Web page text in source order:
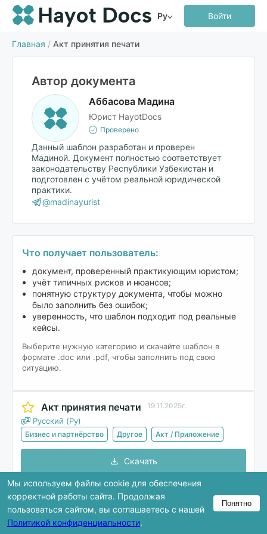
Ру Войти
Главная / Акт принятия печати
Автор документа
Аббасова Мадина
Юрист HayotDocs
Проверено
Данный шаблон разработан и проверен
Мадиной. Документ полностью соответствует
законодательству Республики Узбекистан и
подготовлен с учётом реальной юридической
практики.
@madinayurist
Что получает пользователь:
документ, проверенный практикующим юристом;
учёт типичных рисков и нюансов;
понятную структуру документа, чтобы можно
было заполнить без ошибок;
уверенность, что шаблон подходит под реальные
кейсы.
Выберите нужную категорию и скачайте шаблон в
формате .doc или .pdf, чтобы заполнить под свою
ситуацию.
Акт принятия печати 19.11.2025г.
Русский (Ру)
Бизнес и партнёрство Другое Акт / Приложение
Скачать
В предпросмотре показана только часть
документа. Полная версия доступна после
скачивания.
Мы используем файлы cookie для обеспечения
корректной работы сайта. Продолжая
пользоваться сайтом, вы соглашаетесь с нашей
Политикой конфиденциальности.
Понятно